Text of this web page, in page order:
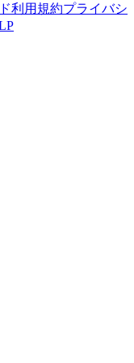
利用規約プライバシ